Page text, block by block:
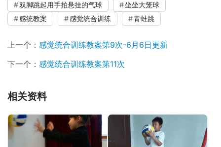
双脚跳起用手拍悬挂的气球
坐坐大笼球
感统教案
感觉统合训练 青蛙跳
上一个： 感觉统合训练教案第9次-6月6日更新
下一个： 感觉统合训练教案第11次
相关资料